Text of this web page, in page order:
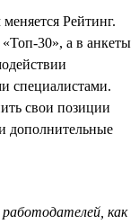
Рейтинг.
«Топ-30», а в анкеты
специалистами.
свои позиции
дополнительные
как